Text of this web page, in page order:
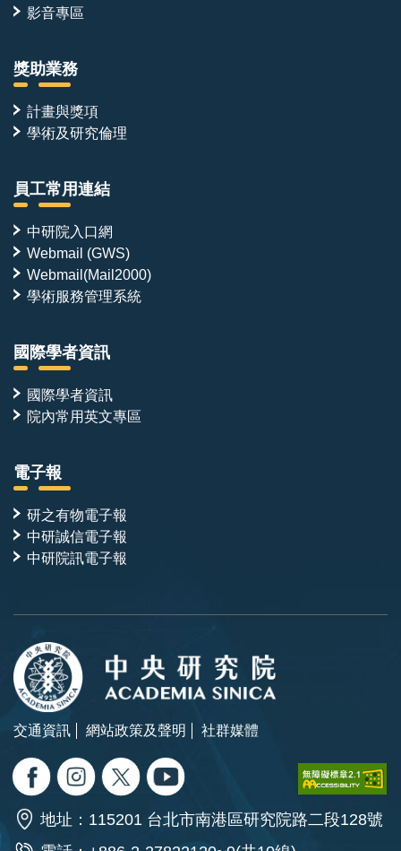
影音專區
獎助業務
計畫與獎項
學術及研究倫理
員工常用連結
中研院入口網
Webmail (GWS)
Webmail(Mail2000)
學術服務管理系統
國際學者資訊
國際學者資訊
院內常用英文專區
電子報
研之有物電子報
中研誠信電子報
中研院訊電子報
交通資訊 網站政策及聲明 社群媒體
地址：115201 台北市南港區研究院路二段128號